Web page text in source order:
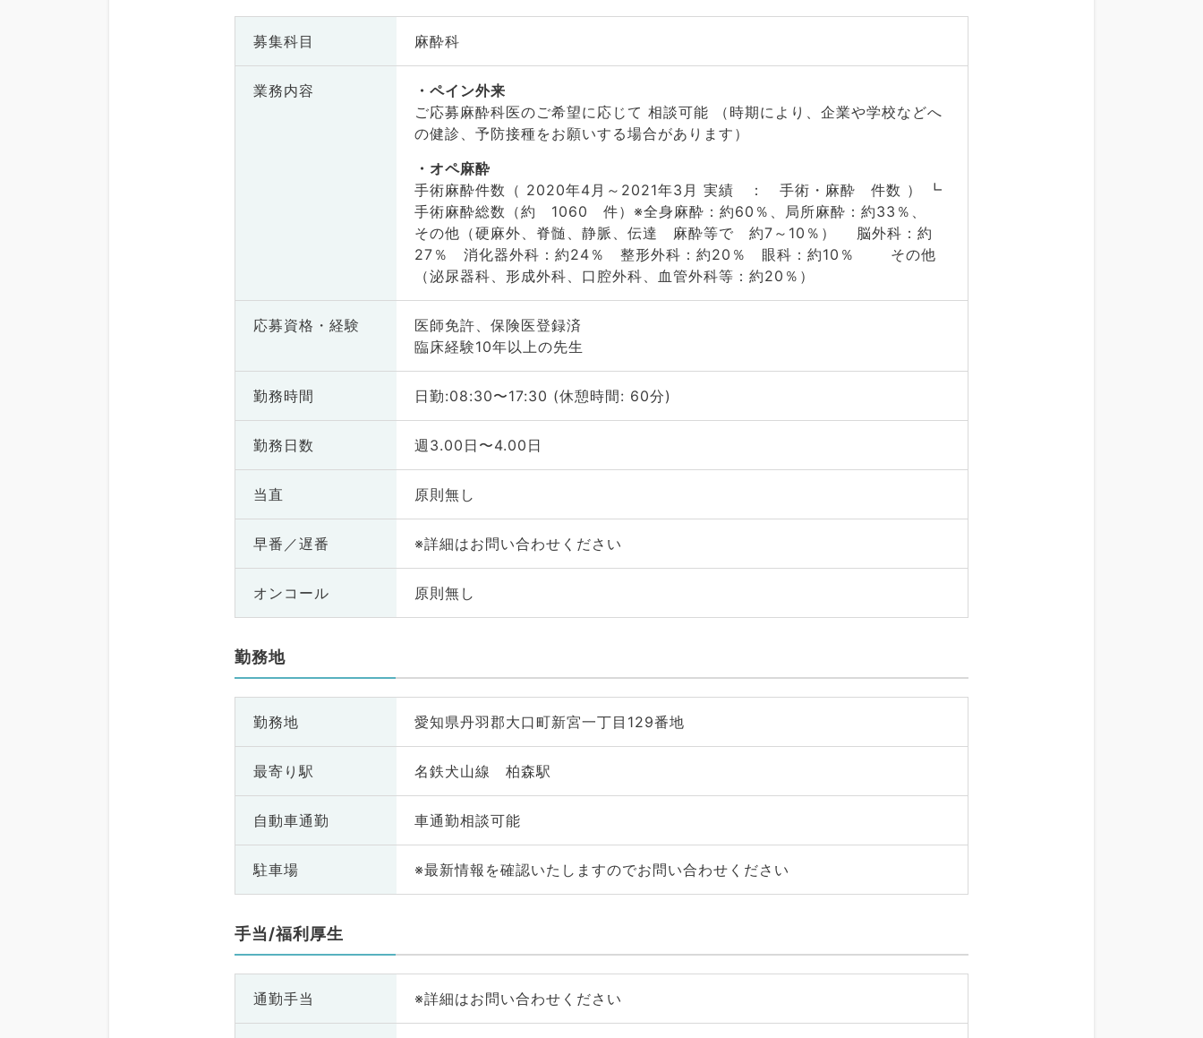
募集科目 麻酔科
業務内容
ペイン外来
ご応募麻酔科医のご希望に応じて 相談可能 （時期により、企業や学校などへ
の健診、予防接種をお願いする場合があります）
オペ麻酔
手術麻酔件数（ 2020年4月～2021年3月 実績 ： 手術・麻酔 件数 ） ┗
手術麻酔総数（約 1060 件）※全身麻酔：約60％、局所麻酔：約33％、
その他（硬麻外、脊髄、静脈、伝達 麻酔等で 約7～10％） 脳外科：約
27％ 消化器外科：約24％ 整形外科：約20％ 眼科：約10％ その他
（泌尿器科、形成外科、口腔外科、血管外科等：約20％）
応募資格・ 経験
医師免許、保険医登録済
臨床経験10年以上の先生
勤務時間 日勤:08:30〜17:30 (休憩時間: 60分)
勤務日数 週3.00日〜4.00日
当直 原則無し
早番／遅番 ※詳細はお問い合わせください
オンコール 原則無し
勤務地
勤務地 愛知県丹羽郡大口町新宮一丁目129番地
最寄り駅 名鉄犬山線 柏森駅
自動車通勤 車通勤相談可能
駐車場 ※最新情報を確認いたしますのでお問い合わせください
手当/福利厚生
通勤手当 ※詳細はお問い合わせください